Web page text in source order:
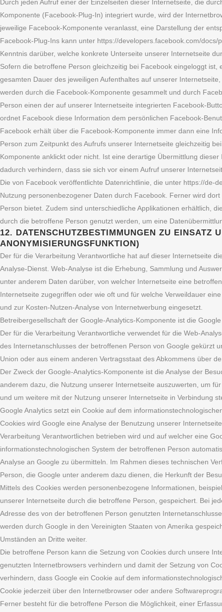
Durch jeden Aufruf einer der Einzelseiten dieser Internetseite, die
Komponente (Facebook-Plug-In) integriert wurde, wird der
jeweilige Facebook-Komponente veranlasst, eine Darstellung der
Facebook-Plug-Ins kann unter https://developers.facebook.com/
Kenntnis darüber, welche konkrete Unterseite unserer Internetseite
Sofern die betroffene Person gleichzeitig bei Facebook eingeloggt
gesamten Dauer des jeweiligen Aufenthaltes auf unserer
werden durch die Facebook-Komponente gesammelt und durch
Person einen der auf unserer Internetseite integrierten Facebook-
ordnet Facebook diese Information dem persönlichen Facebook-
Facebook erhält über die Facebook-Komponente immer dann eine
Person zum Zeitpunkt des Aufrufs unserer Internetseite gleichzeitig
Komponente anklickt oder nicht. Ist eine derartige Übermittlung
dadurch verhindern, dass sie sich vor einem Aufruf unserer
Die von Facebook veröffentlichte Datenrichtlinie, die unter https://de-
Nutzung personenbezogener Daten durch Facebook. Ferner wird
Person bietet. Zudem sind unterschiedliche Applikationen erhältlich,
durch die betroffene Person genutzt werden, um eine
12. DATENSCHUTZBESTIMMUNGEN ZU EINSATZ
ANONYMISIERUNGSFUNKTION)
Der für die Verarbeitung Verantwortliche hat auf dieser Internetseite
Analyse-Dienst. Web-Analyse ist die Erhebung, Sammlung und
unter anderem Daten darüber, von welcher Internetseite eine
Internetseite zugegriffen oder wie oft und für welche Verweildauer
und zur Kosten-Nutzen-Analyse von Internetwerbung eingesetzt.
Betreibergesellschaft der Google-Analytics-Komponente ist die
Der für die Verarbeitung Verantwortliche verwendet für die Web-
des Internetanschlusses der betroffenen Person von Google gekürzt
Union oder aus einem anderen Vertragsstaat des Abkommens über
Der Zweck der Google-Analytics-Komponente ist die Analyse der
anderem dazu, die Nutzung unserer Internetseite auszuwerten, um
und um weitere mit der Nutzung unserer Internetseite in Verbindung
Google Analytics setzt ein Cookie auf dem
Cookies wird Google eine Analyse der Benutzung unserer
Verarbeitung Verantwortlichen betrieben wird und auf welcher eine
informationstechnologischen System der betroffenen Person
Analyse an Google zu übermitteln. Im Rahmen dieses technischen
Person, die Google unter anderem dazu dienen, die Herkunft der
Mittels des Cookies werden personenbezogene Informationen,
unserer Internetseite durch die betroffene Person, gespeichert. Bei
Adresse des von der betroffenen Person genutzten
werden durch Google in den Vereinigten Staaten von Amerika
Umständen an Dritte weiter.
Die betroffene Person kann die Setzung von Cookies durch unsere
genutzten Internetbrowsers verhindern und damit der Setzung von
verhindern, dass Google ein Cookie auf dem
Cookie jederzeit über den Internetbrowser oder andere
Ferner besteht für die betroffene Person die Möglichkeit, einer